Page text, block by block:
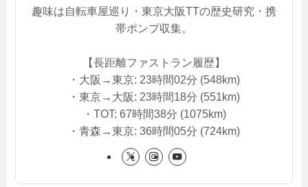
趣味は自転車屋巡り・東京大阪TTの歴史研究・携
帯ポンプ収集。
【長距離ファストラン履歴】
・大阪→東京: 23時間02分 (548km)
・東京→大阪: 23時間18分 (551km)
・TOT: 67時間38分 (1075km)
・青森→東京: 36時間05分 (724km)